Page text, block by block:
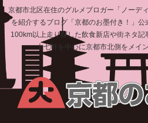
京都市北区在住のグルメブロガー「ノーデ
を紹介するブログ「京都のお墨付き！」
100km以上走り探した飲食新店や街ネタ記
上七軒を中心に京都市北側をメイ